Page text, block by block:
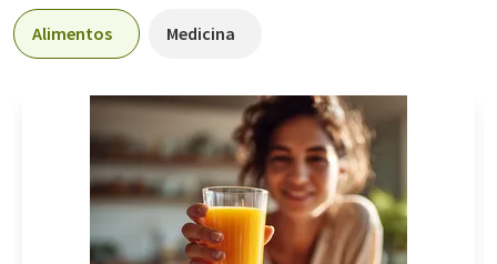
Alimentos Medicina